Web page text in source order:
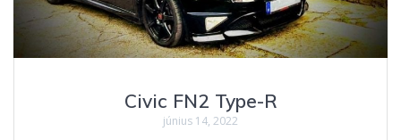
Civic FN2 Type-R
június 14, 2022